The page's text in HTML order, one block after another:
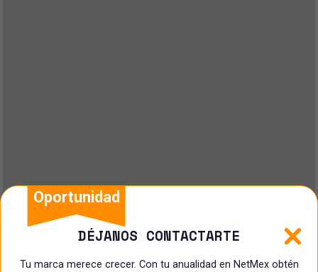
Oportunidad
DÉJANOS CONTACTARTE
Tu marca merece crecer. Con tu anualidad en NetMex obtén